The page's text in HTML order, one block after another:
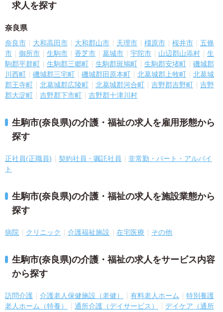
求人を探す
奈良県
奈良市 大和高田市 大和郡山市 天理市 橿原市 桜井市
五條
市
御所市 生駒市 香芝市 葛城市 宇陀市 山辺郡山添村
生
駒郡平群町
生駒郡三郷町 生駒郡斑鳩町 生駒郡安堵町
磯城郡
川西町
磯城郡三宅町 磯城郡田原本町 北葛城郡上牧町
北葛城
郡王寺町
北葛城郡広陵町 北葛城郡河合町 吉野郡吉野町
吉野
郡大淀町
吉野郡下市町 吉野郡十津川村
生駒市(奈良県)の介護・福祉の求人を雇用形態から
探す
正社員(正職員) 契約社員・嘱託社員
非常勤・パート・アルバイ
ト
生駒市(奈良県)の介護・福祉の求人を施設業態から
探す
病院 クリニック 介護福祉施設 在宅医療 その他
生駒市(奈良県)の介護・福祉の求人をサービス内容
から探す
訪問介護 介護老人保健施設（老健） 有料老人ホーム
特別養護
老人ホーム（特養）
通所介護（デイサービス）
デイケア（通所